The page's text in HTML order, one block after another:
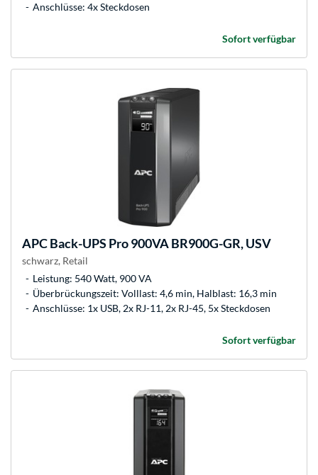
Anschlüsse: 4x Steckdosen
Sofort verfügbar
APCBack-UPS Pro 900VA BR900G-GR, USV
schwarz, Retail
Leistung: 540 Watt, 900 VA
Überbrückungszeit: Volllast: 4,6 min, Halblast: 16,3 min
Anschlüsse: 1x USB, 2x RJ-11, 2x RJ-45, 5x Steckdosen
Sofort verfügbar